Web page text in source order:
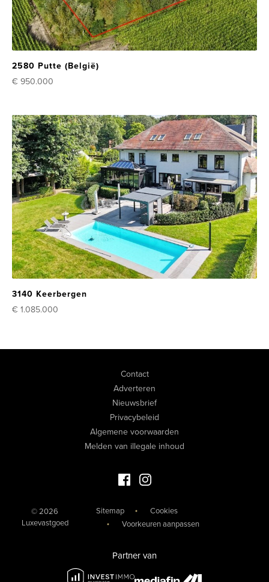
2580 Putte (België)
€ 950.000
3140 Keerbergen
€ 1.085.000
Contact
Adverteren
Nieuwsbrief
Privacybeleid
Algemene voorwaarden
Melden van illegale inhoud
Facebook Luxevastgoed
Instagram Luxevastgoed
© 2026
Luxevastgoed
Sitemap
Cookies
Voorkeuren aanpassen
Partner van